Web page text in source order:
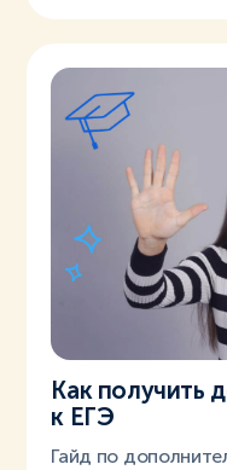
Как получить
к ЕГЭ
Гайд по